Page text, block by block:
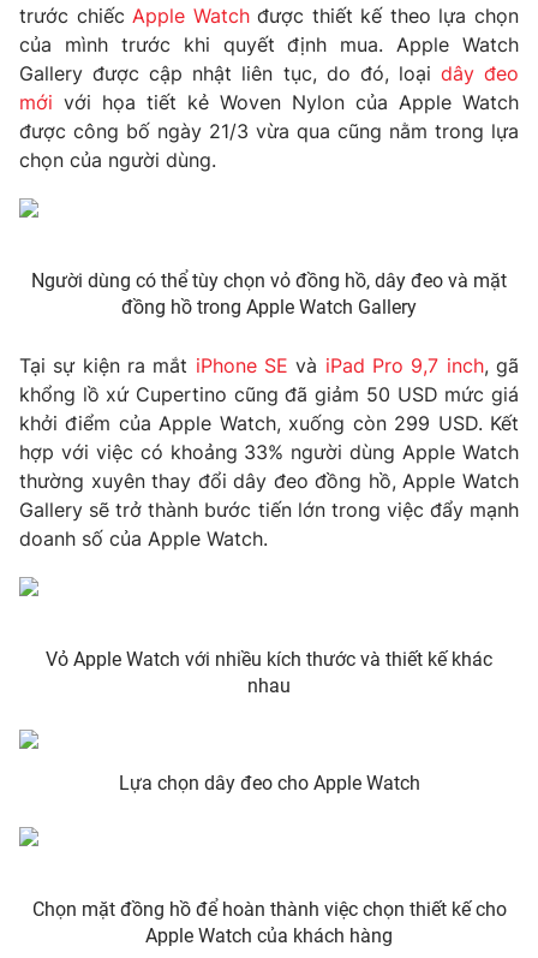
Phim VTV
Hậu trường
Nhân vật
Khán giả
Giải sao mai
Giải trí
Điện ảnh
Âm nhạc
Đời sống
Du lịch
Làm đẹp
Học trực tuyến
Hitech Công nghệ tương lai
Thị trường
Tư vấn
Giao lưu trực tuyến
Lịch phát sóng
Chuyên mục khác
Emagazine Podcast
Photo
Video Shorts video
VTV Money
Vươn mình bằng AI
trước chiếc Apple Watchđược thiết kế theo lựa chọn
của mình trước khi quyết định mua. Apple Watch
Gallery được cập nhật liên tục, do đó, loại dây đeo
mới với họa tiết kẻ Woven Nylon của Apple Watch
được công bố ngày 21/3 vừa qua cũng nằm trong lựa
chọn của người dùng.
Người dùng có thể tùy chọn vỏ đồng hồ, dây đeo và mặt
đồng hồ trong Apple Watch Gallery
Tại sự kiện ra mắt iPhone SE và iPad Pro 9,7 inch, gã
khổng lồ xứ Cupertino cũng đã giảm 50 USD mức giá
khởi điểm của Apple Watch, xuống còn 299 USD. Kết
hợp với việc có khoảng 33% người dùng Apple Watch
thường xuyên thay đổi dây đeo đồng hồ, Apple Watch
Gallery sẽ trở thành bước tiến lớn trong việc đẩy mạnh
doanh số của Apple Watch.
Vỏ Apple Watch với nhiều kích thước và thiết kế khác
nhau
Lựa chọn dây đeo cho Apple Watch
Chọn mặt đồng hồ để hoàn thành việc chọn thiết kế cho
Apple Watch của khách hàng